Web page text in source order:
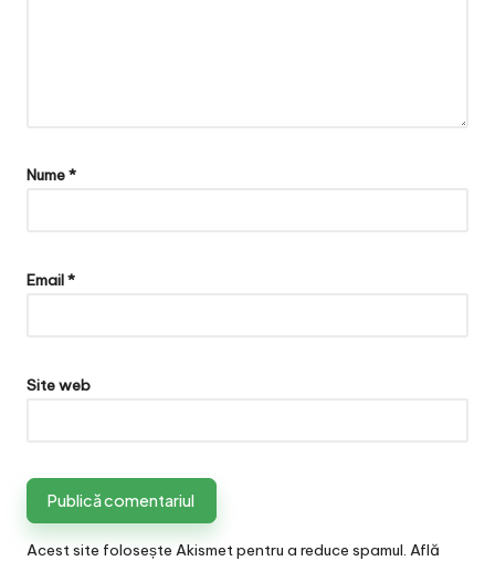
Nume*
Email*
Site web
Acest site folosește Akismet pentru a reduce spamul. Află